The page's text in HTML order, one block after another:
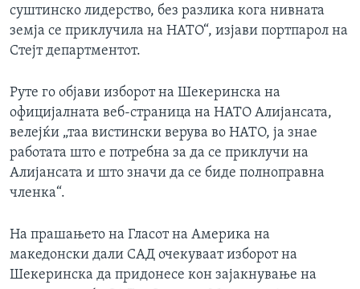
суштинско лидерство, без разлика кога нивната
земја се приклучила на НАТО“, изјави портпарол на
Стејт департментот.
Руте го објави изборот на Шекеринска на
официјалната веб-страница на НАТО Алијансата,
велејќи „таа вистински верува во НАТО, ја знае
работата што е потребна за да се приклучи на
Алијансата и што значи да се биде полноправна
членка“.
На прашањето на Гласот на Америка на
македонски дали САД очекуваат изборот на
Шекеринска да придонесе кон зајакнување на